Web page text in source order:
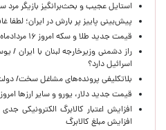
استایل عجیب و بحث‌برانگیز بازیگر مرد
پیش‌بینی پاییز پر بارش در ایران؛ لطفا
قیمت جدید طلا و سکه امروز ۱۶ مردادماه ۱۴۰۵/ جدول
راز دشمنی وزیرخارجه لبنان با ایران
اسرائیل دارد؟
بلاتکلیفی پرونده‌های مشاغل سخت/
قیمت جدید دلار، یورو و سایر ارزها امروز ۱۶ مردادماه ۱۴۰۵/ جدول
افزایش اعتبار کالابرگ الکترونیکی
افزایش مبلغ کالابرگ